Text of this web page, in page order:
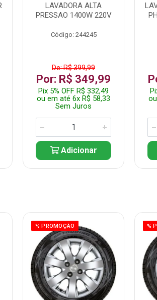
LAVADORA ALTA
PRESSAO 1400W 220V
Código: 244245
De: R$ 399,99
Por: R$ 349,99
Pix 5% OFF R$ 332,49
ou em até 6x R$ 58,33
Sem Juros
Adicionar
% PROMOÇÃO %